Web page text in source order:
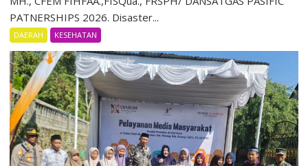
PATNERSHIPS 2026. Disaster...
DAERAH KESEHATAN